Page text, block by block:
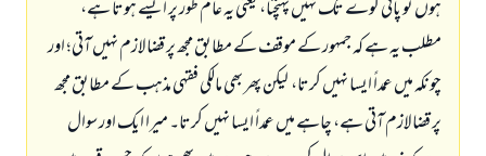
ہوں تو پانی کوے تک نہیں پہنچتا، یعنی یہ عام طور پر ایسے ہوتا ہے،
مطلب یہ ہے کہ جمہور کے موقف کے مطابق مجھ پر قضا لازم نہیں آتی؛ اور
چونکہ میں عمداً ایسا نہیں کرتا، لیکن پھر بھی مالکی فقہی مذہب کے مطابق مجھ
پر قضا لازم آتی ہے، چاہے میں عمداً ایسا نہیں کرتا۔ میرا ایک اور سوال